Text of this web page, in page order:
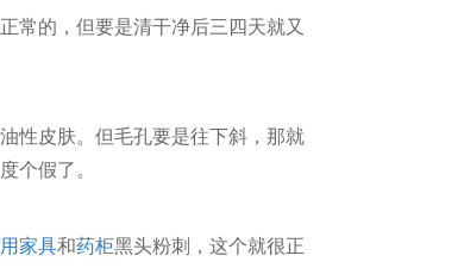
的，但要是清干净后三四天就又
性皮肤。但毛孔要是往下斜，那就
个假了。
家具和药柜黑头粉刺，这个就很正